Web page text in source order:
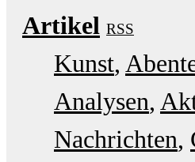
Artikel RSS
Kunst
Analysen
Nachrichten